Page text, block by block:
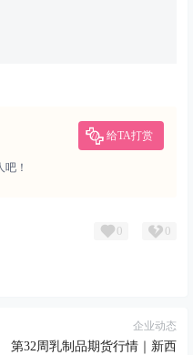
给TA打赏
！
0 0
企业动态
第32周乳制品期货行情｜新西